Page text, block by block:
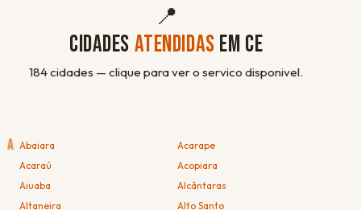
📍
CIDADES ATENDIDAS EM CE
184 cidades — clique para ver o servico disponivel.
A Abaiara
Acarape
Acaraú
Acopiara
Aiuaba
Alcântaras
Altaneira
Alto Santo